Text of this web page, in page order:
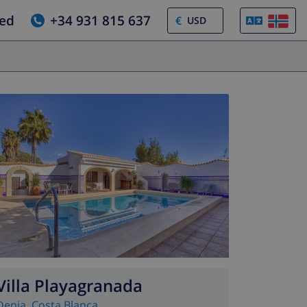
+34 931 815 637 €
Playagranada